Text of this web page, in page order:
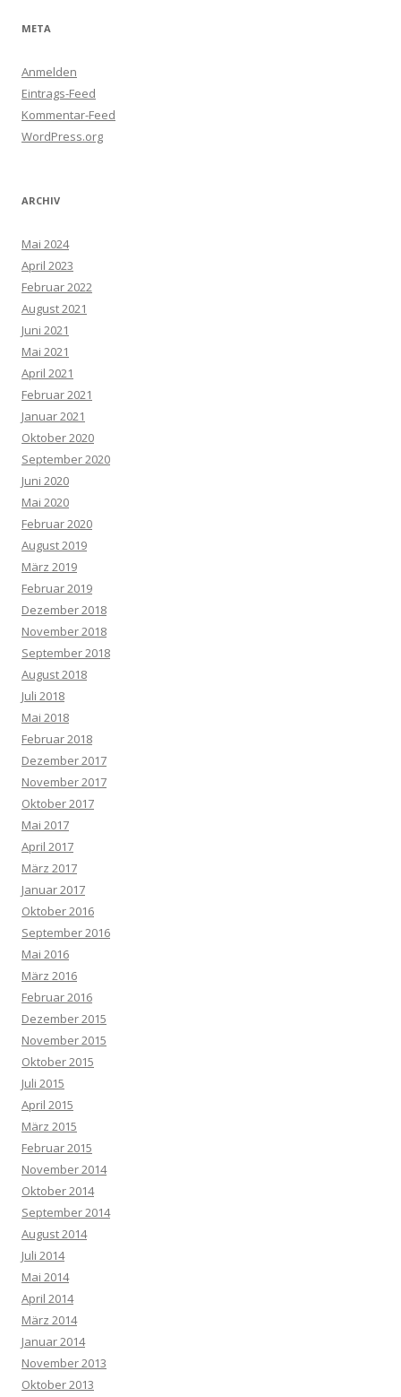
META
Anmelden
Eintrags-Feed
Kommentar-Feed
WordPress.org
ARCHIV
Mai 2024
April 2023
Februar 2022
August 2021
Juni 2021
Mai 2021
April 2021
Februar 2021
Januar 2021
Oktober 2020
September 2020
Juni 2020
Mai 2020
Februar 2020
August 2019
März 2019
Februar 2019
Dezember 2018
November 2018
September 2018
August 2018
Juli 2018
Mai 2018
Februar 2018
Dezember 2017
November 2017
Oktober 2017
Mai 2017
April 2017
März 2017
Januar 2017
Oktober 2016
September 2016
Mai 2016
März 2016
Februar 2016
Dezember 2015
November 2015
Oktober 2015
Juli 2015
April 2015
März 2015
Februar 2015
November 2014
Oktober 2014
September 2014
August 2014
Juli 2014
Mai 2014
April 2014
März 2014
Januar 2014
November 2013
Oktober 2013